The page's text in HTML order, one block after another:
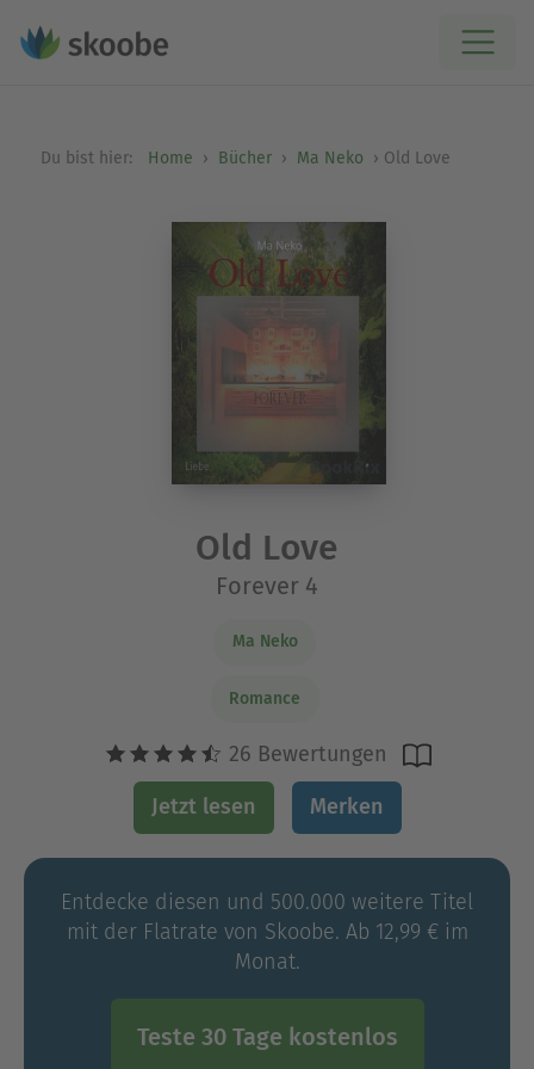
Du bist hier: Home Bücher Ma Neko Old Love
Old Love
Forever 4
Ma Neko
Romance
26 Bewertungen
Jetzt lesen Merken
Entdecke diesen und 500.000 weitere Titel
mit der Flatrate von Skoobe. Ab 12,99 € im
Monat.
Teste 30 Tage kostenlos